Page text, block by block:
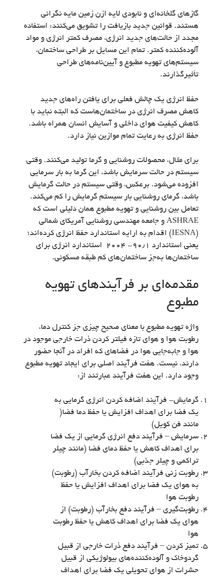
گازهای گلخانه‌ای و نابودی لایه ازن زمین مایه نگرانی
هستند. قوانین جدید بازیافت را تشویق می‌کنند: استفاده
مجدد از حالت‌های جدید انرژی، مصرف کمتر انرژی و مواد
آلوده‌کننده کمتر. تمام این مسایل بر طراحی ساختمان،
سیستم‌های تهویه مطبوع و آیین‌نامه‌های طراحی
تأثیرگذارند.
حفظ انرژی یک چالش فعلی برای یافتن راه‌های جدید
کاهش مصرف انرژی در ساختمان‌هاست که البته نباید با
کاهش کیفیت هوای داخلی و آسایش انسان همراه باشد.
حفظ انرژی به رعایت تمام موازین نیاز دارد.
برای مثال، محصولات روشنایی و گرما تولید می‌کنند. وقتی
سیستم در حالت سرمایش باشد، این گرما به بار سرمایی
افزوده می‌شود. برعکس، وقتی سیستم در حالت گرمایش
باشد، گرمای روشنایی بار سیستم گرمایش را کم می‌کند.
تعامل بین روشنایی و تهویه مطبوع همان دلیلی است که
ASHRAE و جامعه مهندسی روشنایی آمریکای شمالی
(IESNA) اقدام به ارایه استاندارد حفظ انرژی کرده‌اند؛
یعنی استاندارد ۹۰٫۱- ۲۰۰۴ استاندارد انرژی برای
ساختمان‌ها به‌جز ساختمان‌های کم طبقه مسکونی.
مقدمه‌ای بر فرآیندهای تهویه
مطبوع
واژه تهویه مطبوع با معنای صحیح چیزی جز کنترل دما،
رطوبت هوا و هوای تازه فیلتر کردن ذرات خارجی موجود در
هوا و جابه‌جایی هوا در فضاهای که افراد در آنجا حضور
دارند، نیست. هفت فرآیند اصلی برای ایجاد تهویه مطبوع
وجود دارد. این هفت فرآیند عبارتند از:
گرمایش- فرآیند اضافه کردن انرژی گرمایی به
یک فضا برای اهداف افزایش یا حفظ دما فضا(
مانند فن کویل)
سرمایش – فرآیند دفع انرژی گرمایی از یک فضا
برای اهداف کاهش یا حفظ دمای فضا (مانند چیلر
تراکمی و چیلر جذبی)
رطوبت زنی فرآیند اضافه کردن بخارآب (رطوبت)
به هوای یک فضا برای اهداف افزایش یا حفظ
رطوبت هوا
رطوبت‌گیری – فرآیند دفع بخارآب (رطوبت) از
هوای یک فضا برای اهداف کاهش یا حفظ رطوبت
هوا
تمیز کردن – فرآیند دفع ذرات خارجی از قبیل
گردوخاک و آلوده‌کننده‌های بیولوژیکی از قبیل
حشرات از هوای تحویلی یک فضا برای اهداف